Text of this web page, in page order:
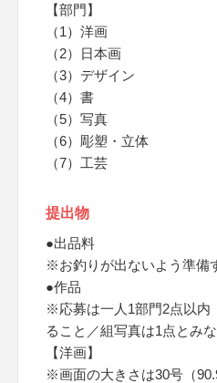
【部門】
（1）洋画
（2）日本画
（3）デザイン
（4）書
（5）写真
（6）彫塑・立体
（7）工芸
提出物
●出品料
※お釣りが出ないよう準備
●作品
※応募は一人1部門2点以内
ること／組写真は1点とみな
【洋画】
※画面の大きさは30号（